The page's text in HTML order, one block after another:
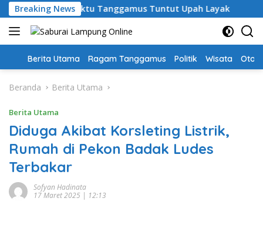
Langsung
ke
konten
Breaking News
Paruh Waktu Tanggamus Tuntut Upah Layak
Home
Berita Utama Ragam Tanggamus Politik Wisata Oto
Beranda Berita Utama
Berita Utama
Diduga Akibat Korsleting Listrik,
Rumah di Pekon Badak Ludes
Terbakar
Sofyan Hadinata
17 Maret 2025 | 12:13